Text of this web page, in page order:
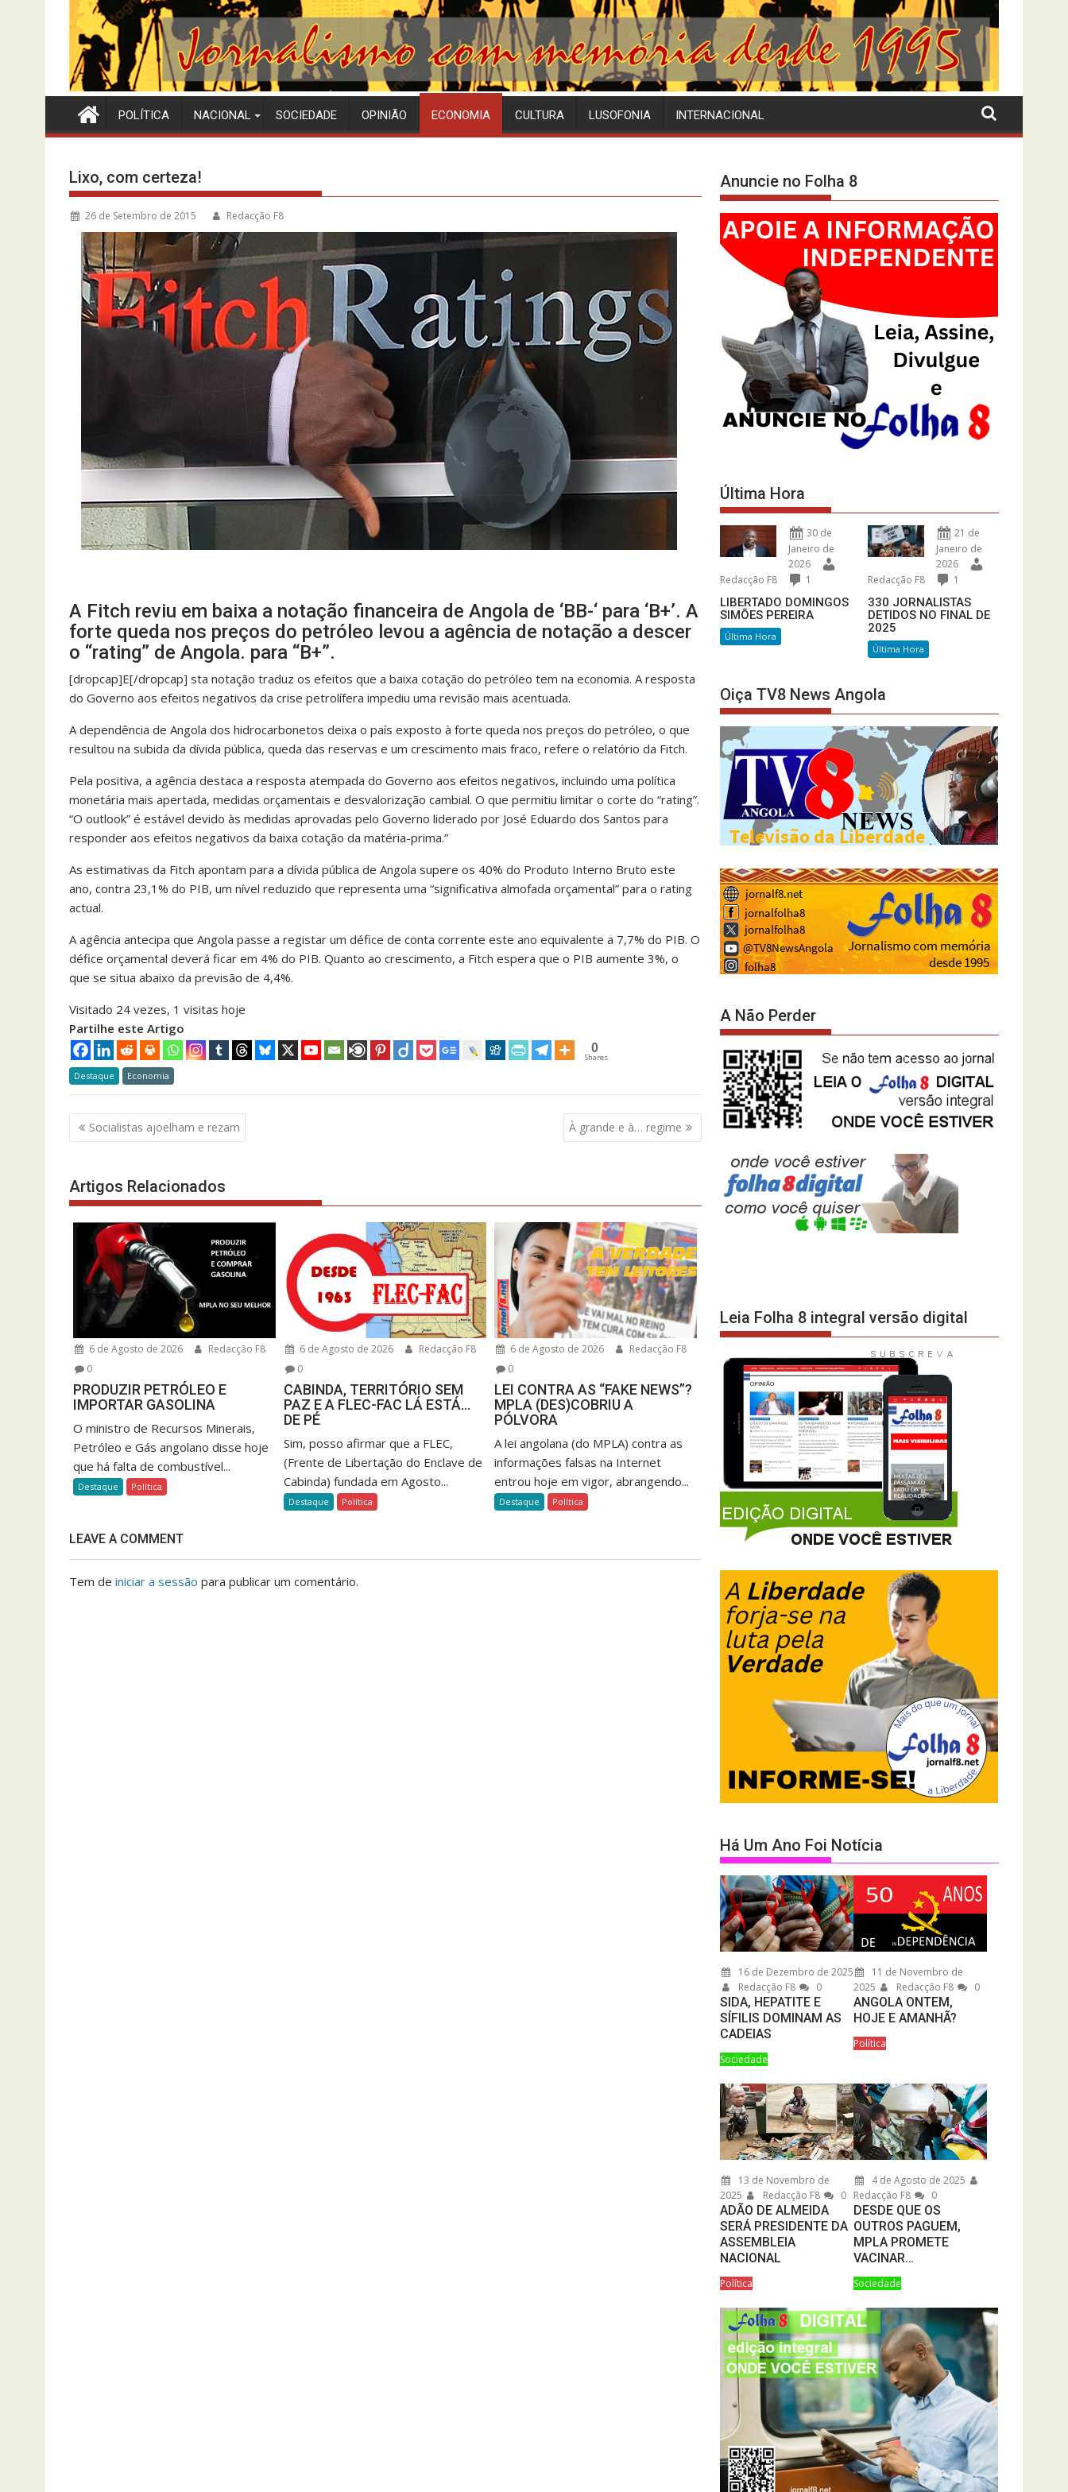
POLÍTICA NACIONAL SOCIEDADE OPINIÃO ECONOMIA CULTURA LUSOFONIA INTERNACIONAL
Lixo, com certeza!
26 de Setembro de 2015 Redacção F8
A Fitch reviu em baixa a notação financeira de Angola de ‘BB-‘ para ‘B+’. A
forte queda nos preços do petróleo levou a agência de notação a descer
o “rating” de Angola. para “B+”.
[dropcap]E[/dropcap] sta notação traduz os efeitos que a baixa cotação do petróleo tem na economia. A resposta
do Governo aos efeitos negativos da crise petrolífera impediu uma revisão mais acentuada.
A dependência de Angola dos hidrocarbonetos deixa o país exposto à forte queda nos preços do petróleo, o que
resultou na subida da dívida pública, queda das reservas e um crescimento mais fraco, refere o relatório da Fitch.
Pela positiva, a agência destaca a resposta atempada do Governo aos efeitos negativos, incluindo uma política
monetária mais apertada, medidas orçamentais e desvalorização cambial. O que permitiu limitar o corte do “rating”.
“O outlook” é estável devido às medidas aprovadas pelo Governo liderado por José Eduardo dos Santos para
responder aos efeitos negativos da baixa cotação da matéria-prima.”
As estimativas da Fitch apontam para a dívida pública de Angola supere os 40% do Produto Interno Bruto este
ano, contra 23,1% do PIB, um nível reduzido que representa uma “significativa almofada orçamental” para o rating
actual.
A agência antecipa que Angola passe a registar um défice de conta corrente este ano equivalente a 7,7% do PIB. O
défice orçamental deverá ficar em 4% do PIB. Quanto ao crescimento, a Fitch espera que o PIB aumente 3%, o
que se situa abaixo da previsão de 4,4%.
Visitado 24 vezes, 1 visitas hoje
Partilhe este Artigo
0
Shares
Destaque Economia
Navegação
de
Socialistas ajoelham e rezam À grande e à… regime
Artigos Relacionados
6 de Agosto de 2026
Redacção F8
0
PRODUZIR PETRÓLEO E
IMPORTAR GASOLINA
O ministro de Recursos Minerais,
Petróleo e Gás angolano disse hoje
que há falta de combustível...
Destaque Política
6 de Agosto de 2026
Redacção F8
0
CABINDA, TERRITÓRIO SEM
PAZ E A FLEC-FAC LÁ ESTÁ…
DE PÉ
Sim, posso afirmar que a FLEC,
(Frente de Libertação do Enclave de
Cabinda) fundada em Agosto...
Destaque Política
6 de Agosto de 2026
Redacção F8
0
LEI CONTRA AS “FAKE NEWS”?
MPLA (DES)COBRIU A
PÓLVORA
A lei angolana (do MPLA) contra as
informações falsas na Internet
entrou hoje em vigor, abrangendo...
Destaque Política
LEAVE A COMMENT
Tem de iniciar a sessão para publicar um comentário.
Anuncie no Folha 8
Última Hora
30 de
Janeiro de
2026
Redacção F8
1
LIBERTADO DOMINGOS
SIMÕES PEREIRA
Última Hora
21 de
Janeiro de
2026
Redacção F8
1
330 JORNALISTAS
DETIDOS NO FINAL DE
2025
Última Hora
Oiça TV8 News Angola
A Não Perder
Leia Folha 8 integral versão digital
Há Um Ano Foi Notícia
16 de Dezembro de 2025
Redacção F8
0
SIDA, HEPATITE E
SÍFILIS DOMINAM AS
CADEIAS
Sociedade
11 de Novembro de
2025
Redacção F8 0
ANGOLA ONTEM,
HOJE E AMANHÃ?
Política
13 de Novembro de
2025
Redacção F8 0
ADÃO DE ALMEIDA
SERÁ PRESIDENTE DA
ASSEMBLEIA
NACIONAL
Política
4 de Agosto de 2025
Redacção F8
0
DESDE QUE OS
OUTROS PAGUEM,
MPLA PROMETE
VACINAR…
Sociedade